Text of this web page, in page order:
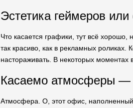
Эстетика геймеров
Что касается графики, тут всё хорошо,
так красиво, как в рекламных
настораживать. В некоторых
Касаемо атмосферы —
Атмосфера. О, этот офис, наполненный